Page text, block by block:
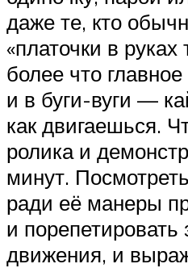
даже те, кто
«платочки в руках
более что
и в буги-вуги —
как двигаешься.
ролика и
минут.
ради её манеры
и порепетировать
движения, и